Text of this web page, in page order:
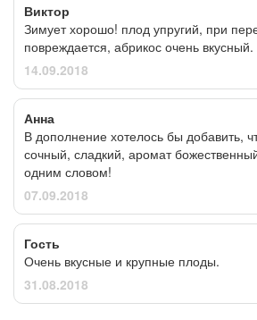
Виктор
Зимует хорошо! плод упругий, при
повреждается, абрикос очень вкусный.
14.09.2018
Анна
В дополнение хотелось бы добавить,
сочный, сладкий, аромат
одним словом!
07.09.2018
Гость
Очень вкусные и крупные плоды.
31.08.2018